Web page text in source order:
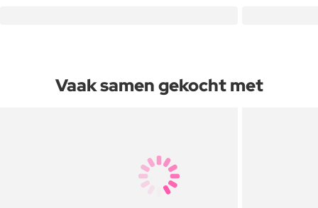
Vaak samen gekocht met